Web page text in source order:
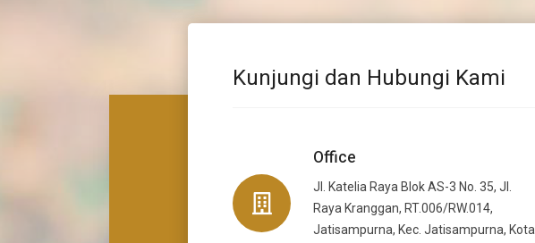
Kunjungi dan Hubungi Kami
Office
Jl. Katelia Raya Blok AS-3 No. 35, Jl.
Raya Kranggan, RT.006/RW.014,
Jatisampurna, Kec. Jatisampurna, Kota